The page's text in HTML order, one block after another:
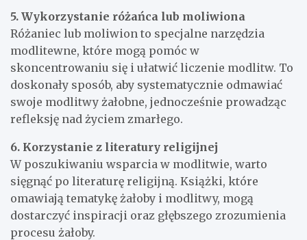
5. Wykorzystanie różańca lub moliwiona
Różaniec lub moliwion to specjalne narzędzia
modlitewne, które mogą pomóc w
skoncentrowaniu się i ułatwić liczenie modlitw. To
doskonały sposób, aby systematycznie odmawiać
swoje modlitwy żałobne, jednocześnie prowadząc
refleksję nad życiem zmarłego.
6. Korzystanie z literatury religijnej
W poszukiwaniu wsparcia w modlitwie, warto
sięgnąć po literaturę religijną. Książki, które
omawiają tematykę żałoby i modlitwy, mogą
dostarczyć inspiracji oraz głębszego zrozumienia
procesu żałoby.